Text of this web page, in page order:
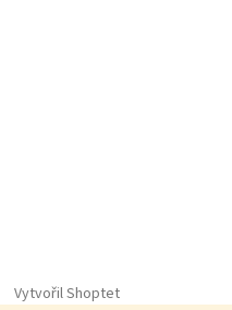
Vytvořil Shoptet